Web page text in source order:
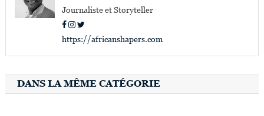
Journaliste et Storyteller
https://africanshapers.com
DANS LA MÊME CATÉGORIE